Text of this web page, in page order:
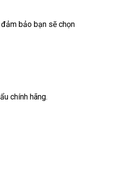
bảo bạn sẽ chọn
chính hãng.